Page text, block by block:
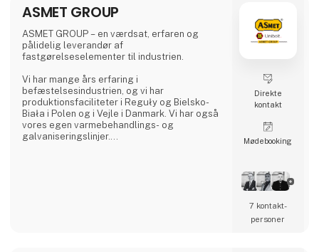
Biomasser® stationary and mobile straw
briquetting lines
Biomasser® are stationary and mobile
ASMET GROUP
ASMET GROUP – en værdsat, erfaren og
pålidelig leverandør af
fastgørelseselementer til industrien.
Vi har mange års erfaring i
befæstelsesindustrien, og vi har
produktionsfaciliteter i Reguły og Bielsko-
Biała i Polen og i Vejle i Danmark. Vi har også
vores egen varmebehandlings- og
galvaniseringslinjer.
Direkte
kontakt
Møde­booking
7 kontakt­
personer